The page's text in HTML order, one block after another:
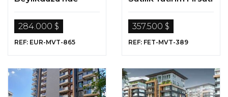
284.000 $
REF: EUR-MVT-865
357.500 $
REF: FET-MVT-389